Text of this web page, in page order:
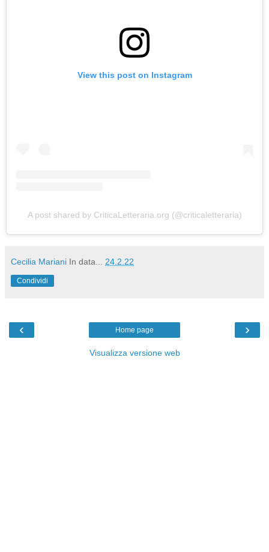
View this post on Instagram
A post shared by CriticaLetteraria.org (@criticaletteraria)
Cecilia Mariani In data... 24.2.22
Condividi
‹ ›
Home page
Visualizza versione web